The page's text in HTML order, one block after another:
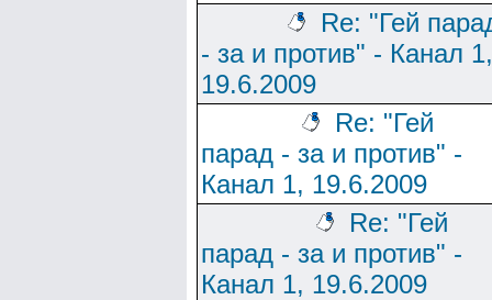
Re: "Гей
- за и против" - Канал 1,
19.6.2009
Re: "Гей
парад - за и против" -
Канал 1, 19.6.2009
Re: "Гей
парад - за и против" -
Канал 1, 19.6.2009